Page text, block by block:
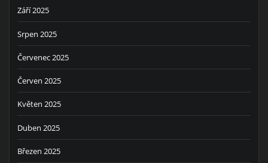
Září 2025
Srpen 2025
Červenec 2025
Červen 2025
Květen 2025
Duben 2025
Březen 2025